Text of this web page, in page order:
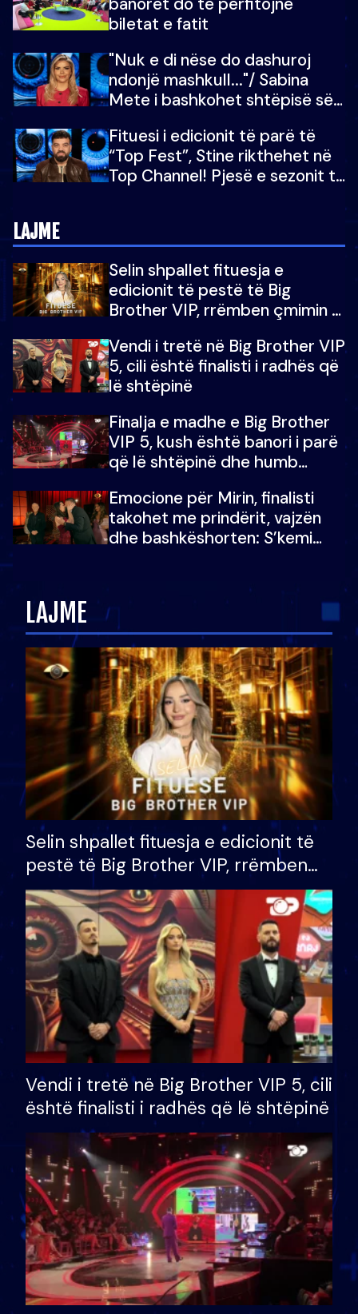
mu copëtua
biletat e fatit
"Nuk e di nëse do dashuroj
ndonjë mashkull..."/ Sabina
Mete i bashkohet shtëpisë së
për në fund!
Fituesi i edicionit të parë të
“Top Fest”, Stine rikthehet në
Top Channel! Pjesë e sezonit të
LAJME
Selin shpallet fituesja e
edicionit të pestë të Big
Brother VIP, rrëmben çmimin e
Vendi i tretë në Big Brother VIP
5, cili është finalisti i radhës që
lë shtëpinë
Finalja e madhe e Big Brother
VIP 5, kush është banori i parë
që lë shtëpinë dhe humb
çmimin e madh
Emocione për Mirin, finalisti
takohet me prindërit, vajzën
dhe bashkëshorten: S’kemi
LAJME
Selin shpallet fituesja e edicionit të
pestë të Big Brother VIP, rrëmben
çmimin e madh prej 100 mijë eurosh
Vendi i tretë në Big Brother VIP 5, cili
është finalisti i radhës që lë shtëpinë